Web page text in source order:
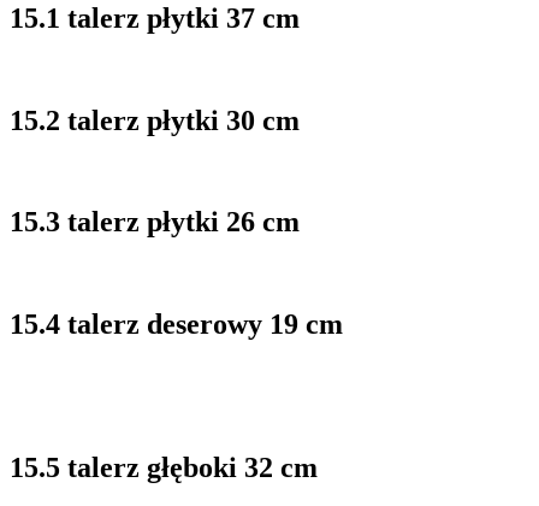
15.1 talerz płytki 37 cm
15.2 talerz płytki 30 cm
15.3 talerz płytki 26 cm
15.4 talerz deserowy 19 cm
15.5 talerz głęboki 32 cm